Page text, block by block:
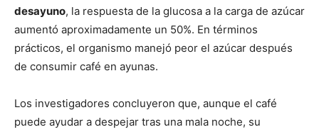
desayuno, la respuesta de la glucosa a la carga de azúcar
aumentó aproximadamente un 50%. En términos
prácticos, el organismo manejó peor el azúcar después
de consumir café en ayunas.
Los investigadores concluyeron que, aunque el café
puede ayudar a despejar tras una mala noche, su